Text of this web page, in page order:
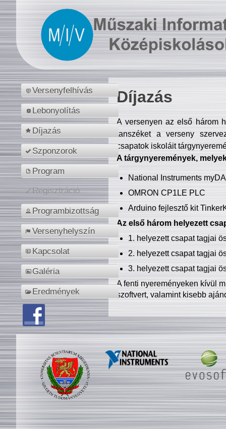
Versenyfelhívás
Lebonyolítás
Díjazás
Szponzorok
Program
Regisztráció
Programbizottság
Versenyhelyszín
Kapcsolat
Galéria
Eredmények
Díjazás
A versenyen az első három
tanszéket a verseny
csapatok iskoláit
A tárgynyeremények,
National Instruments
OMRON CP1LE PLC
Arduino fejlesztő kit
Az első három helyezett
1. helyezett csapat tagjai
2. helyezett csapat tagjai
3. helyezett csapat tagjai
A fenti nyereményeken kívül
szoftvert, valamint kisebb